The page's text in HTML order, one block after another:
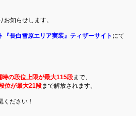
お知らせします。
『長白雪原エリア実装』ティザーサイト にて
時の段位上限が最大115段まで、
位が最大21段まで解放されます。
ださい！